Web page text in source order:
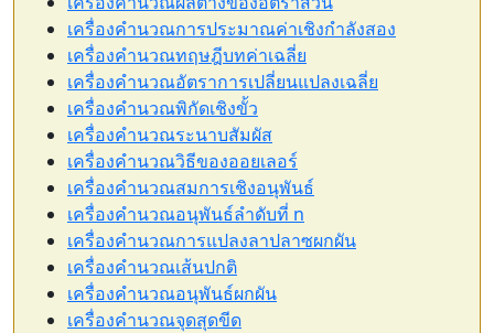
เครื่องคำนวณการประมาณค่าเชิงกำลังสอง
เครื่องคำนวณทฤษฎีบทค่าเฉลี่ย
เครื่องคำนวณอัตราการเปลี่ยนแปลงเฉลี่ย
เครื่องคำนวณพิกัดเชิงขั้ว
เครื่องคำนวณระนาบสัมผัส
เครื่องคำนวณวิธีของออยเลอร์
เครื่องคำนวณสมการเชิงอนุพันธ์
เครื่องคำนวณอนุพันธ์ลำดับที่ n
เครื่องคำนวณการแปลงลาปลาซผกผัน
เครื่องคำนวณเส้นปกติ
เครื่องคำนวณอนุพันธ์ผกผัน
เครื่องคำนวณจุดสุดขีด